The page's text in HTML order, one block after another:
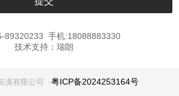
89320233 手机:18088883330
技术支持： 瑞朗
潢有限公司 -粤ICP备2024253164号